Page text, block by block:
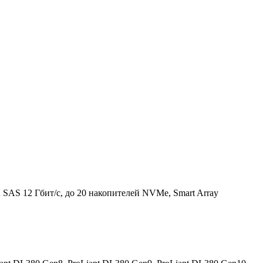
12 Гбит/с, до 20 накопителей NVMe, Smart Array